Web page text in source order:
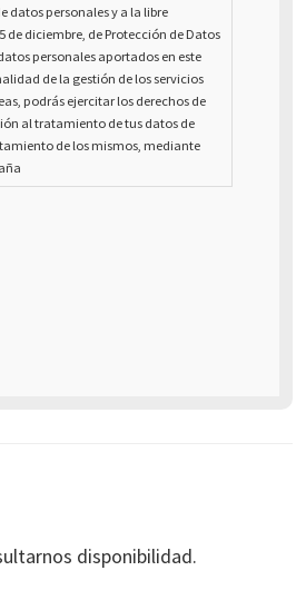
datos personales y a la libre
de diciembre, de Protección de Datos
personales aportados en este
de la gestión de los servicios
podrás ejercitar los derechos de
al tratamiento de tus datos de
de los mismos, mediante
disponibilidad.